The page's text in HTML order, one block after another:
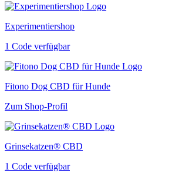
Experimentiershop
1 Code verfügbar
Fitono Dog CBD für Hunde
Zum Shop-Profil
Grinsekatzen® CBD
1 Code verfügbar